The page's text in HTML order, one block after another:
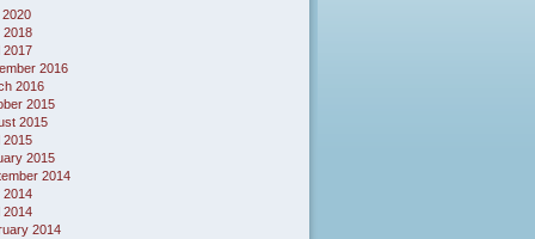
2018
2017
2016
2016
2015
2015
2015
2015
2014
2014
2014
2014